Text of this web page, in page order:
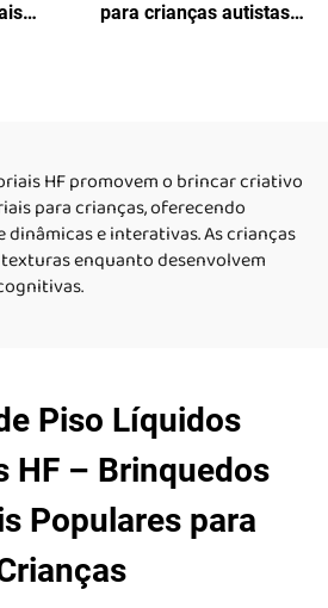
para crianças autistas
de piso líquido para
criança
HF promovem o brincar criativo
para crianças, oferecendo
e interativas. As crianças
enquanto desenvolvem
Piso Líquidos
HF – Brinquedos
Populares para